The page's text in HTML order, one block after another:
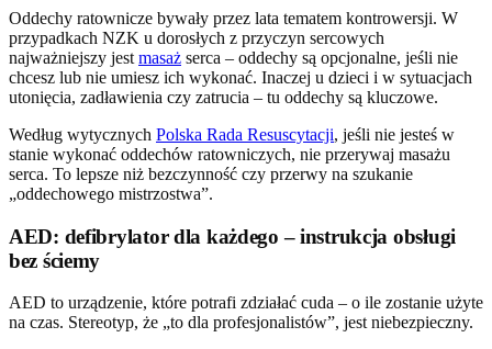
Oddechy ratownicze bywały przez lata tematem kontrowersji. W
przypadkach NZK u dorosłych z przyczyn sercowych
najważniejszy jest masaż serca – oddechy są opcjonalne, jeśli nie
chcesz lub nie umiesz ich wykonać. Inaczej u dzieci i w sytuacjach
utonięcia, zadławienia czy zatrucia – tu oddechy są kluczowe.
Według wytycznych Polska Rada Resuscytacji, jeśli nie jesteś w
stanie wykonać oddechów ratowniczych, nie przerywaj masażu
serca. To lepsze niż bezczynność czy przerwy na szukanie
„oddechowego mistrzostwa”.
AED: defibrylator dla każdego – instrukcja obsługi
bez ściemy
AED to urządzenie, które potrafi zdziałać cuda – o ile zostanie użyte
na czas. Stereotyp, że „to dla profesjonalistów”, jest niebezpieczny.